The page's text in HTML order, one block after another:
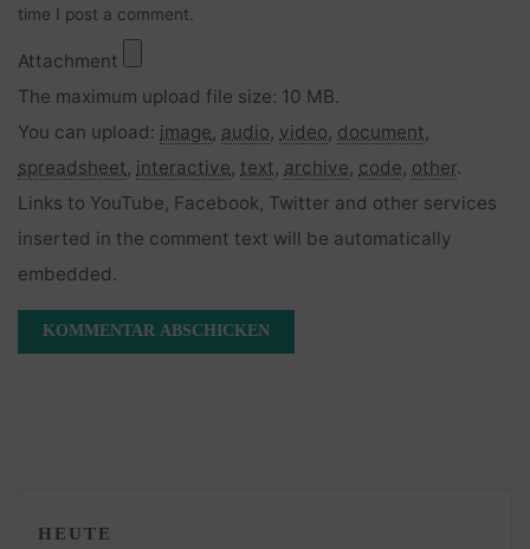
time I post a comment.
Attachment
The maximum upload file size: 10 MB.
You can upload: image, audio, video, document,
spreadsheet, interactive, text, archive, code, other.
Links to YouTube, Facebook, Twitter and other services
inserted in the comment text will be automatically
embedded.
HEUTE